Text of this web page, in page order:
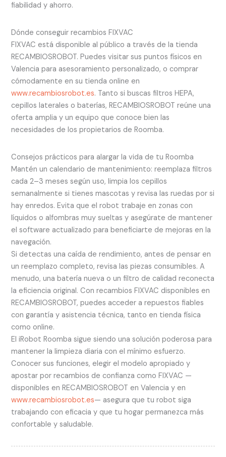
fiabilidad y ahorro.
Dónde conseguir recambios FIXVAC
FIXVAC está disponible al público a través de la tienda
RECAMBIOSROBOT. Puedes visitar sus puntos físicos en
Valencia para asesoramiento personalizado, o comprar
cómodamente en su tienda online en
www.recambiosrobot.es. Tanto si buscas filtros HEPA,
cepillos laterales o baterías, RECAMBIOSROBOT reúne una
oferta amplia y un equipo que conoce bien las
necesidades de los propietarios de Roomba.
Consejos prácticos para alargar la vida de tu Roomba
Mantén un calendario de mantenimiento: reemplaza filtros
cada 2–3 meses según uso, limpia los cepillos
semanalmente si tienes mascotas y revisa las ruedas por si
hay enredos. Evita que el robot trabaje en zonas con
líquidos o alfombras muy sueltas y asegúrate de mantener
el software actualizado para beneficiarte de mejoras en la
navegación.
Si detectas una caída de rendimiento, antes de pensar en
un reemplazo completo, revisa las piezas consumibles. A
menudo, una batería nueva o un filtro de calidad reconecta
la eficiencia original. Con recambios FIXVAC disponibles en
RECAMBIOSROBOT, puedes acceder a repuestos fiables
con garantía y asistencia técnica, tanto en tienda física
como online.
El iRobot Roomba sigue siendo una solución poderosa para
mantener la limpieza diaria con el mínimo esfuerzo.
Conocer sus funciones, elegir el modelo apropiado y
apostar por recambios de confianza como FIXVAC —
disponibles en RECAMBIOSROBOT en Valencia y en
www.recambiosrobot.es— asegura que tu robot siga
trabajando con eficacia y que tu hogar permanezca más
confortable y saludable.